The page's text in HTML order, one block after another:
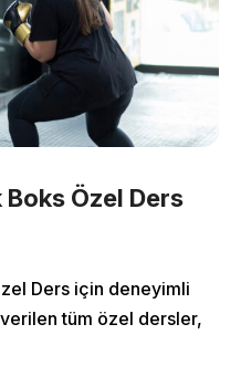
Özel Ders
Ders için deneyimli
tüm özel dersler,
Us